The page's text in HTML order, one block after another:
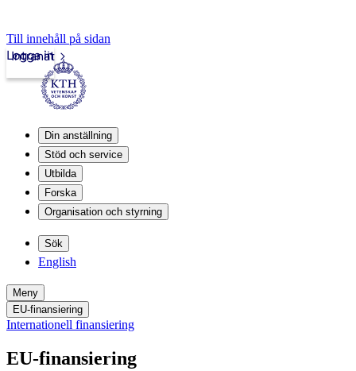
Till innehåll på sidan
Intranät
Logga in
Din anställning
Stöd och service
Utbilda
Forska
Organisation och styrning
Sök
English
Meny
EU-finansiering
Internationell finansiering
EU-finansiering